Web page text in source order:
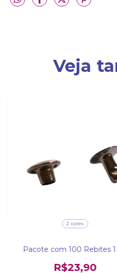
Veja
2 cores
Pacote com 100 Rebites 1
R$23,90